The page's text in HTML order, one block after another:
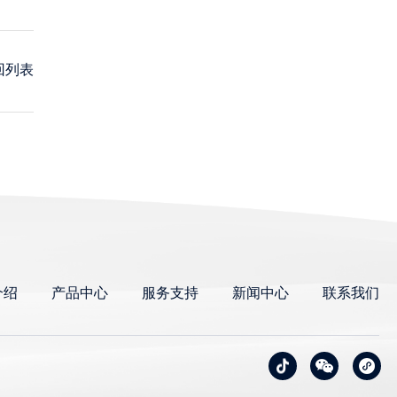
列表
绍 产品中心 服务支持 新闻中心 联系我们